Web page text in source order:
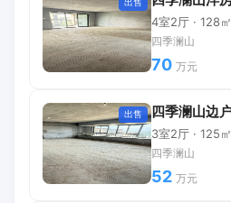
4室2厅 · 128㎡
四季澜山
70 万元
出售
3室2厅 · 125㎡
四季澜山
52 万元